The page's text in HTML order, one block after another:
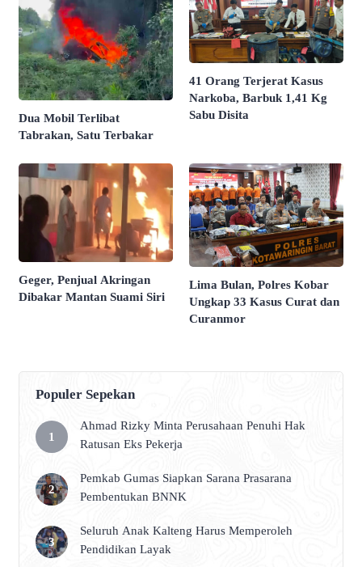
Dua Mobil Terlibat
Tabrakan, Satu Terbakar
41 Orang Terjerat Kasus
Narkoba, Barbuk 1,41 Kg
Sabu Disita
Geger, Penjual Akringan
Dibakar Mantan Suami Siri
Lima Bulan, Polres Kobar
Ungkap 33 Kasus Curat dan
Curanmor
Populer Sepekan
Ahmad Rizky Minta Perusahaan Penuhi Hak
Ratusan Eks Pekerja
Pemkab Gumas Siapkan Sarana Prasarana
Pembentukan BNNK
Seluruh Anak Kalteng Harus Memperoleh
Pendidikan Layak